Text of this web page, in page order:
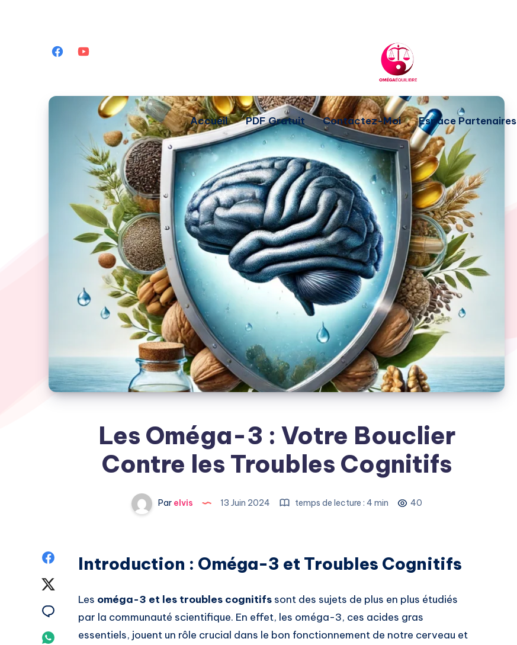
Accueil PDF Gratuit Contactez-Moi Espace Partenaires
Les Oméga-3 : Votre Bouclier
Contre les Troubles Cognitifs
Parelvis 13 Juin 2024 temps de lecture : 4 min 40
Partagez
Facebook
Twitter
Partagez
Partagez
Introduction : Oméga-3 et Troubles Cognitifs
Les oméga-3 et les troubles cognitifs sont des sujets de plus en plus étudiés
par la communauté scientifique. En effet, les oméga-3, ces acides gras
essentiels, jouent un rôle crucial dans le bon fonctionnement de notre cerveau et